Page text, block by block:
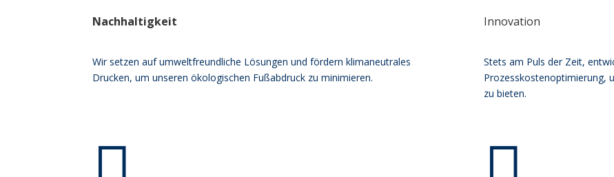
Nachhaltigkeit
Wir setzen auf umweltfreundliche Lösungen und fördern klimaneutrales
Drucken, um unseren ökologischen Fußabdruck zu minimieren.
Innovation
Stets am Puls der Zeit,
Prozesskostenoptimierung,
zu bieten.